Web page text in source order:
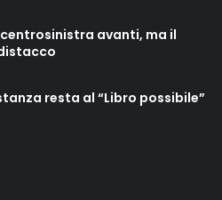
avanti, ma il
resta al “Libro possibile”